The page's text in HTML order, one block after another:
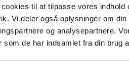
til at tilpasse vores
Vi deler også oplysninger om
og analysepartnere.
som de har indsamlet fra din brug
15.12.2016 Bilag 279
Indeholder oplysninger
forholdene for personer